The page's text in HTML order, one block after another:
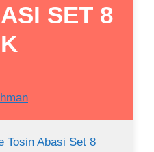
SET 8